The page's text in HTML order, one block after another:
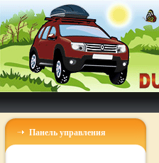
Панель управления